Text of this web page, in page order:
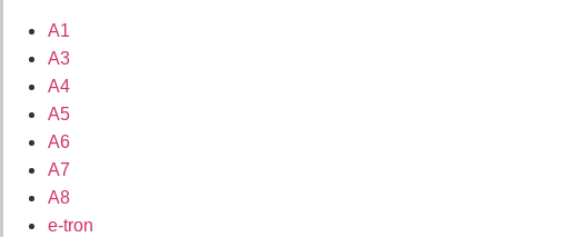
A1
A3
A4
A5
A6
A7
A8
e-tron